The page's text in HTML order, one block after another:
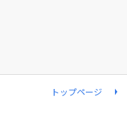
トップページ